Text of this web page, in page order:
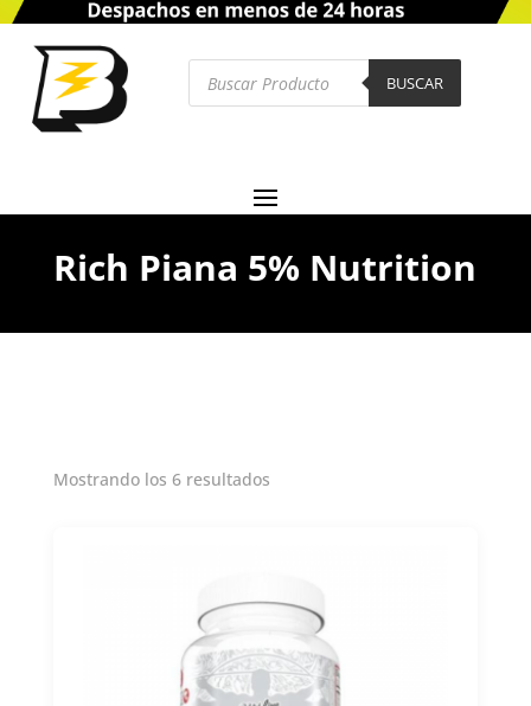
Búsqueda
productos
BUSCAR
Rich Piana 5% Nutrition
Mostrando los 6 resultados